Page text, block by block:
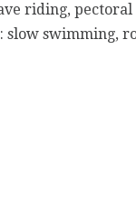
riding, pectoral
: slow